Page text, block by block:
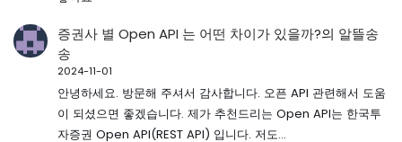
증권사 별 Open API 는 어떤 차이가 있을까?의 알뜰송
송
2024-11-01
안녕하세요. 방문해 주셔서 감사합니다. 오픈 API 관련해서 도움
이 되셨으면 좋겠습니다. 제가 추천드리는 Open API는 한국투
자증권 Open API(REST API) 입니다. 저도…